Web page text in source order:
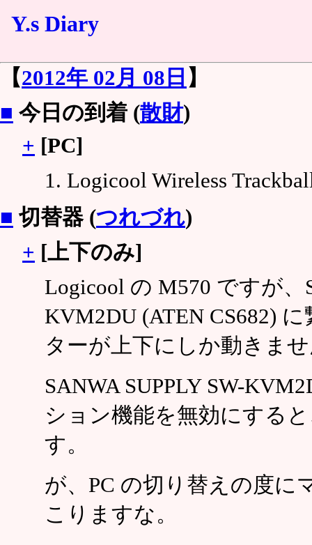
Y.s Diary
【2012年 02月 08日 】
■ 今日の到着 (散財)
+ [PC]
Logicool Wireless
■ 切替器 (つれづれ)
+ [上下のみ]
Logicool の M570 ですが、
KVM2DU (ATEN CS682)
ターが上下にしか動きま
SANWA SUPPLY SW-
ション機能を無効にする
す。
が、PC の切り替えの度に
こりますな。